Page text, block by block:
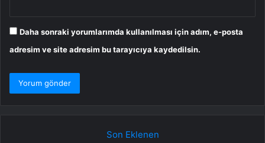
Daha sonraki yorumlarımda kullanılması için adım, e-posta
adresim ve site adresim bu tarayıcıya kaydedilsin.
Son Eklenen